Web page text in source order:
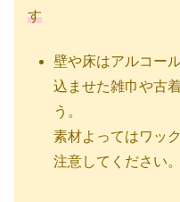
す
壁や床はアルコー
込ませた雑巾や古
う。
素材よってはワッ
注意してください。